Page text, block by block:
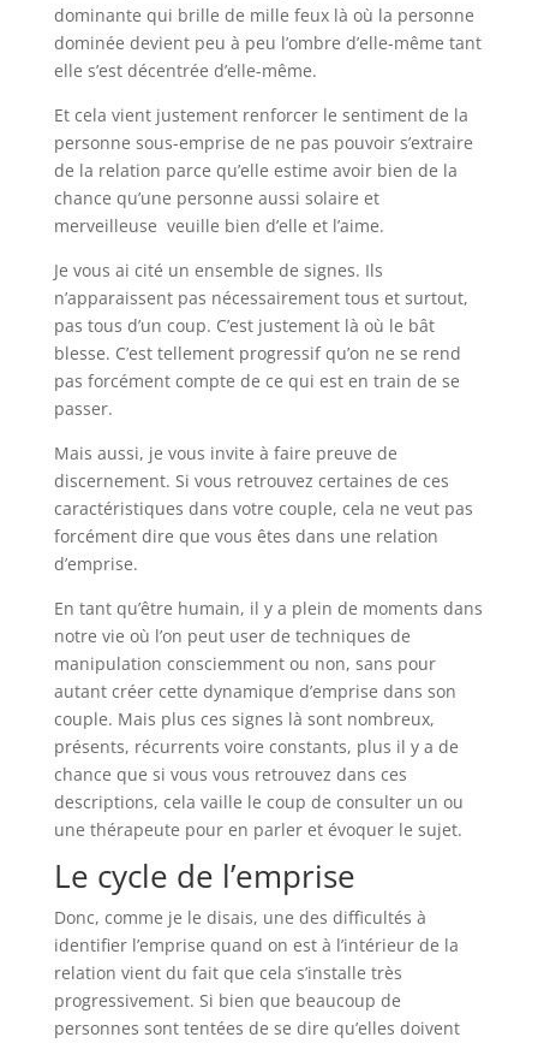
dominante qui brille de mille feux là où la personne
dominée devient peu à peu l’ombre d’elle-même tant
elle s’est décentrée d’elle-même.
Et cela vient justement renforcer le sentiment de la
personne sous-emprise de ne pas pouvoir s’extraire
de la relation parce qu’elle estime avoir bien de la
chance qu’une personne aussi solaire et
merveilleuse veuille bien d’elle et l’aime.
Je vous ai cité un ensemble de signes. Ils
n’apparaissent pas nécessairement tous et surtout,
pas tous d’un coup. C’est justement là où le bât
blesse. C’est tellement progressif qu’on ne se rend
pas forcément compte de ce qui est en train de se
passer.
Mais aussi, je vous invite à faire preuve de
discernement. Si vous retrouvez certaines de ces
caractéristiques dans votre couple, cela ne veut pas
forcément dire que vous êtes dans une relation
d’emprise.
En tant qu’être humain, il y a plein de moments dans
notre vie où l’on peut user de techniques de
manipulation consciemment ou non, sans pour
autant créer cette dynamique d’emprise dans son
couple. Mais plus ces signes là sont nombreux,
présents, récurrents voire constants, plus il y a de
chance que si vous vous retrouvez dans ces
descriptions, cela vaille le coup de consulter un ou
une thérapeute pour en parler et évoquer le sujet.
Le cycle de l’emprise
Donc, comme je le disais, une des difficultés à
identifier l’emprise quand on est à l’intérieur de la
relation vient du fait que cela s’installe très
progressivement. Si bien que beaucoup de
personnes sont tentées de se dire qu’elles doivent